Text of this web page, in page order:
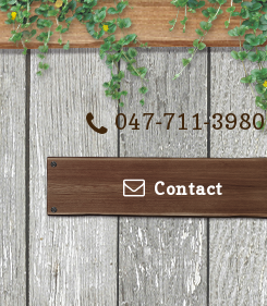
047-711-3980
Contact